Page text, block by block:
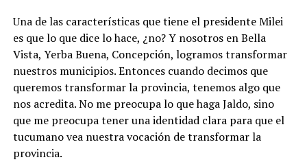
Una de las características que tiene el presidente Milei
es que lo que dice lo hace, ¿no? Y nosotros en Bella
Vista, Yerba Buena, Concepción, logramos transformar
nuestros municipios. Entonces cuando decimos que
queremos transformar la provincia, tenemos algo que
nos acredita. No me preocupa lo que haga Jaldo, sino
que me preocupa tener una identidad clara para que el
tucumano vea nuestra vocación de transformar la
provincia.